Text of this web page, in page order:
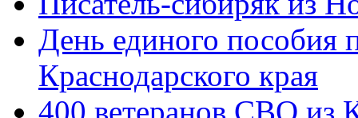
День единого пособия
Краснодарского края